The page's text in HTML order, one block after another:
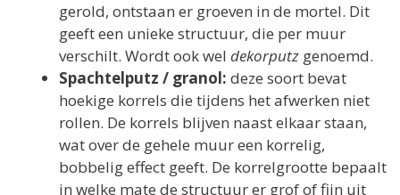
gerold, ontstaan er groeven in de mortel. Dit
geeft een unieke structuur, die per muur
verschilt. Wordt ook wel dekorputz genoemd.
Spachtelputz / granol: deze soort bevat
hoekige korrels die tijdens het afwerken niet
rollen. De korrels blijven naast elkaar staan,
wat over de gehele muur een korrelig,
bobbelig effect geeft. De korrelgrootte bepaalt
in welke mate de structuur er grof of fijn uit